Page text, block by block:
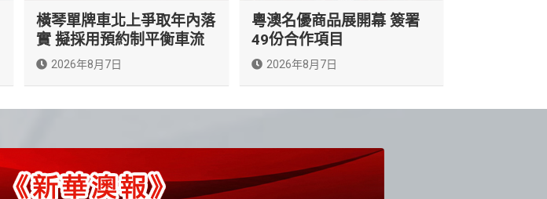
橫琴單牌車北上爭取年內落
實 擬採用預約制平衡車流
2026年8月7日
粵澳名優商品展開幕 簽署
49份合作項目
2026年8月7日